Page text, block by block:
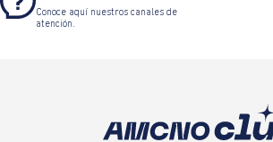
Conoce aquí nuestros canales de
atención.